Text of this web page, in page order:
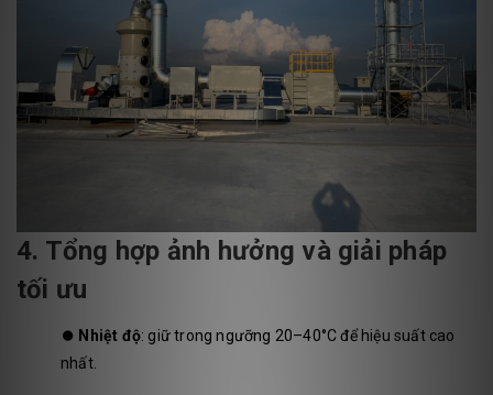
4. Tổng hợp ảnh hưởng và giải pháp
tối ưu
⏺️ Nhiệt độ: giữ trong ngưỡng 20–40°C để hiệu suất cao
nhất.